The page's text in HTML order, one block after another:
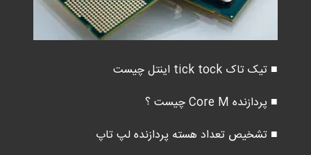
■ تیک تاک tick tock اینتل چیست
■ پردازنده Core M چیست ؟
■ تشخیص تعداد هسته پردازنده لپ تاپ